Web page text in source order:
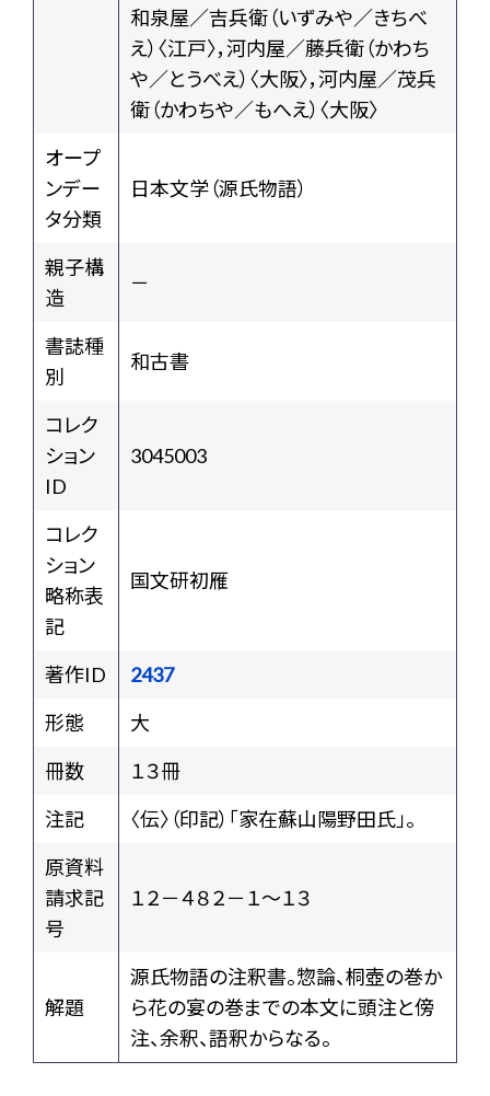
和泉屋／吉兵衛（いずみや／きちべ
え）〈江戸〉，河内屋／藤兵衛（かわち
や／とうべえ）〈大阪〉，河内屋／茂兵
衛（かわちや／もへえ）〈大阪〉
オープ
ンデー
タ分類
日本文学（源氏物語）
親子構
造
－
書誌種
別
和古書
コレク
ション
ID
3045003
コレク
ション
略称表
記
国文研初雁
著作ID
2437
形態
大
冊数
１３冊
注記
〈伝〉（印記）「家在蘇山陽野田氏」。
原資料
請求記
号
１２－４８２－１～１３
解題
源氏物語の注釈書。惣論、桐壺の巻か
ら花の宴の巻までの本文に頭注と傍
注、余釈、語釈からなる。